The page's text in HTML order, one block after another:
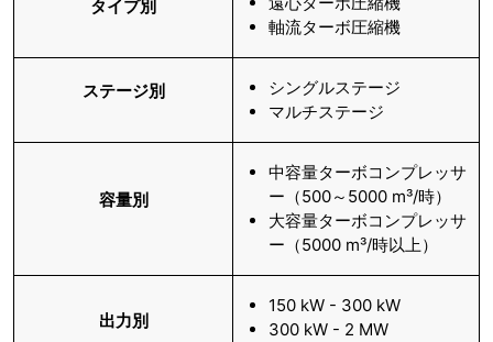
タイプ別
軸流ターボ圧縮機
ステージ別
シングルステージ
マルチステージ
容量別
中容量ターボコンプレッサ
ー（500～5000 m³/時）
大容量ターボコンプレッサ
ー（5000 m³/時以上）
出力別
150 kW - 300 kW
300 kW - 2 MW